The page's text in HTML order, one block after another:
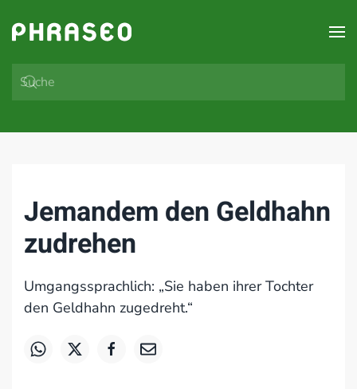
Zum Hauptinhalt springen
Jemandem den Geldhahn
zudrehen
Umgangssprachlich: „Sie haben ihrer Tochter
den Geldhahn zugedreht.“